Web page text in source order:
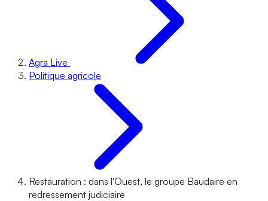
Agra Live
Politique agricole
Restauration : dans l'Ouest, le groupe Baudaire en
redressement judiciaire